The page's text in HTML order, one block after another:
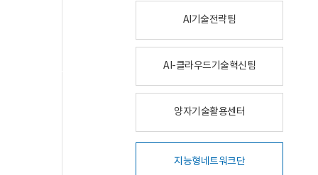
AI기술전략팀
AI-클라우드기술혁신팀
양자기술활용센터
지능형네트워크단